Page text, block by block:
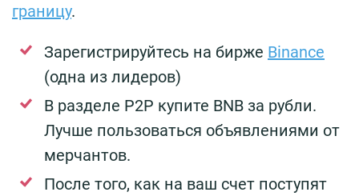
границу.
Зарегистрируйтесь на бирже Binance
(одна из лидеров)
В разделе P2P купите BNB за рубли.
Лучше пользоваться объявлениями от
мерчантов.
После того, как на ваш счет поступят